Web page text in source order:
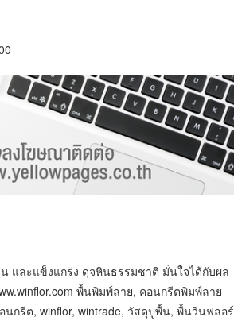
และแข็งแกร่ง ดุจหินธรรมชาติ มั่นใจได้กับผล
พื้นพิมพ์ลาย, คอนกรีตพิมพ์ลาย
กรีต, winflor, wintrade, วัสดุปูพื้น, พื้นวินฟลอร์